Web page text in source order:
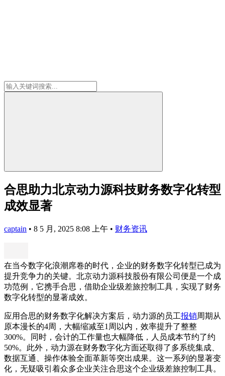
合思助力北京动力源科技财务数字化转型
成效显著
captain • 8 5 月, 2025 8:08 上午 • 财务资讯
在当今数字化浪潮席卷的时代，企业的财务数字化转型已成为
提升竞争力的关键。北京动力源科技股份有限公司便是一个成
功范例，它携手合思，借助企业级差旅控制工具，实现了财务
数字化转型的显著成效。
应用合思的财务数字化解决方案后，动力源的员工报销周期从
原本漫长的4周，大幅缩减至1周以内，效率提升了整整
300%。同时，会计的工作量也大幅降低，人员成本节约了约
50%。此外，动力源在财务数字化方面还取得了多系统集成、
数据互通、操作体验全面革新等突出成果。这一系列的显著变
化，无疑吸引着众多企业关注合思这个企业级差旅控制工具。